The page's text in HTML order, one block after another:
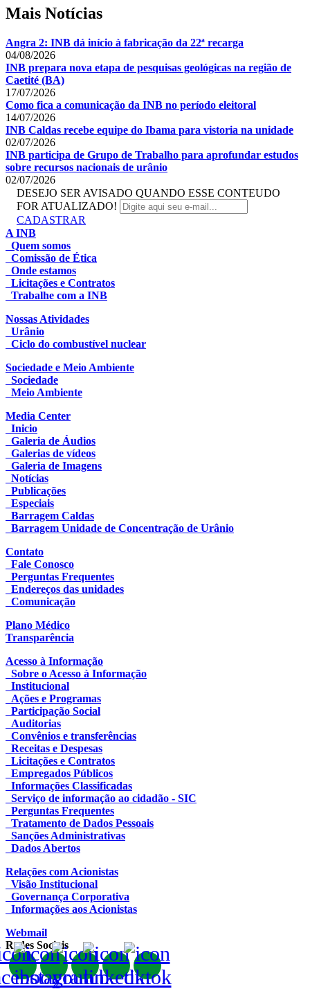
Mais Notícias
Angra 2: INB dá início à fabricação da 22ª recarga
04/08/2026
INB prepara nova etapa de pesquisas geológicas na região de
Caetité (BA)
17/07/2026
Como fica a comunicação da INB no período eleitoral
14/07/2026
INB Caldas recebe equipe do Ibama para vistoria na unidade
02/07/2026
INB participa de Grupo de Trabalho para aprofundar estudos
sobre recursos nacionais de urânio
02/07/2026
DESEJO SER AVISADO QUANDO ESSE CONTEUDO
FOR ATUALIZADO!
CADASTRAR
A INB
Quem somos
Comissão de Ética
Onde estamos
Licitações e Contratos
Trabalhe com a INB
Nossas Atividades
Urânio
Ciclo do combustível nuclear
Sociedade e Meio Ambiente
Sociedade
Meio Ambiente
Media Center
Inicio
Galeria de Áudios
Galerias de vídeos
Galeria de Imagens
Notícias
Publicações
Especiais
Barragem Caldas
Barragem Unidade de Concentração de Urânio
Contato
Fale Conosco
Perguntas Frequentes
Endereços das unidades
Comunicação
Plano Médico
Transparência
Acesso à Informação
Sobre o Acesso à Informação
Institucional
Ações e Programas
Participação Social
Auditorias
Convênios e transferências
Receitas e Despesas
Licitações e Contratos
Empregados Públicos
Informações Classificadas
Serviço de informação ao cidadão - SIC
Perguntas Frequentes
Tratamento de Dados Pessoais
Sanções Administrativas
Dados Abertos
Relações com Acionistas
Visão Institucional
Governança Corporativa
Informações aos Acionistas
Webmail
Redes Sociais